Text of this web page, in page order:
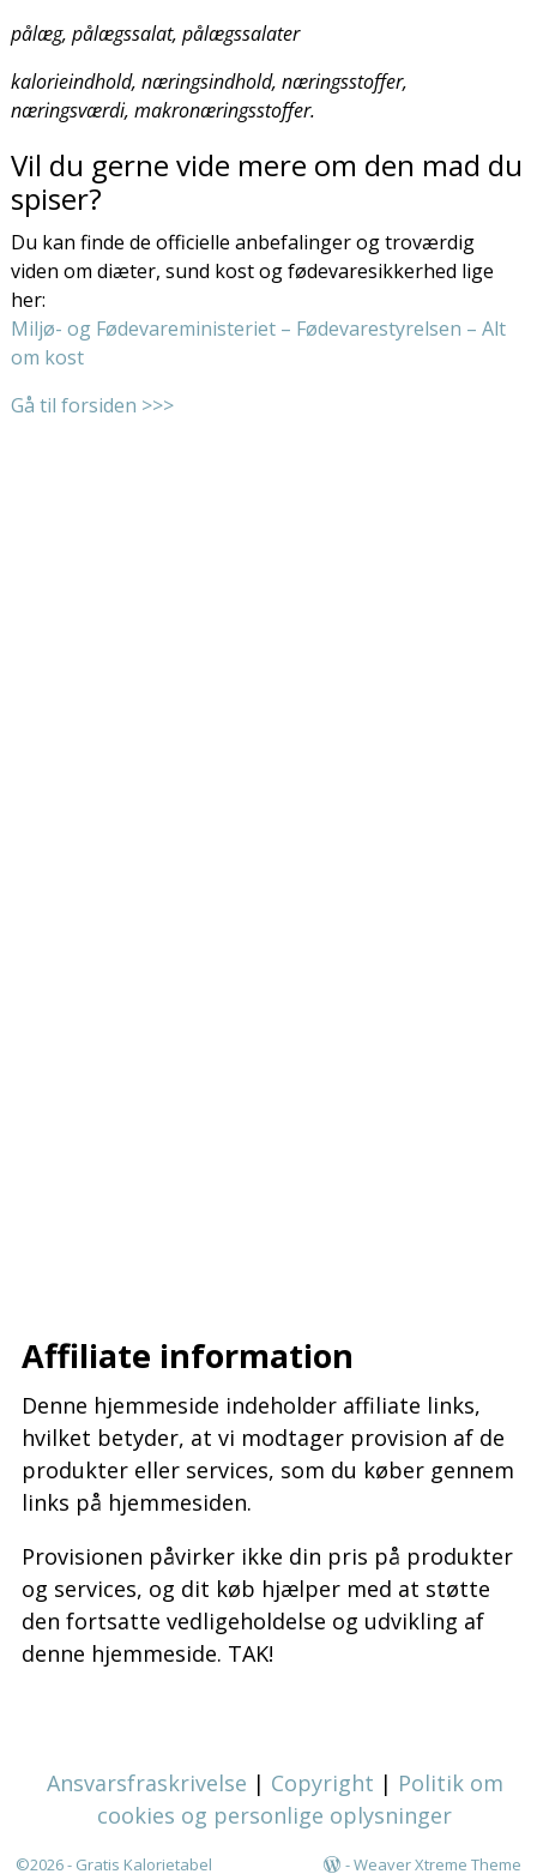
pålæg, pålægssalat, pålægssalater
kalorieindhold, næringsindhold, næringsstoffer,
næringsværdi, makronæringsstoffer.
Vil du gerne vide mere om den mad du
spiser?
Du kan finde de officielle anbefalinger og troværdig
viden om diæter, sund kost og fødevaresikkerhed lige
her:
Miljø- og Fødevareministeriet – Fødevarestyrelsen – Alt
om kost
Gå til forsiden >>>
Affiliate information
Denne hjemmeside indeholder affiliate links,
hvilket betyder, at vi modtager provision af de
produkter eller services, som du køber gennem
links på hjemmesiden.
Provisionen påvirker ikke din pris på produkter
og services, og dit køb hjælper med at støtte
den fortsatte vedligeholdelse og udvikling af
denne hjemmeside. TAK!
Ansvarsfraskrivelse | Copyright | Politik om
cookies og personlige oplysninger
©2026 - Gratis Kalorietabel -Weaver Xtreme Theme